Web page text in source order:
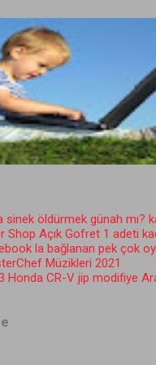
sinek öldürmek günah mı?
Shop Açık Gofret 1 adeti
la bağlanan pek çok
Müzikleri 2021
Honda CR-V jip modifiye